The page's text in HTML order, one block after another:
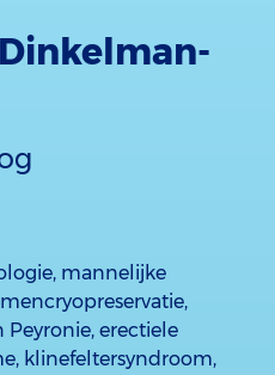
mannelijke
Peyronie, erectiele
klinefeltersyndroom,